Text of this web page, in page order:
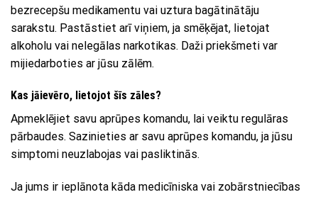
bezrecepšu medikamentu vai uztura bagātinātāju
sarakstu. Pastāstiet arī viņiem, ja smēķējat, lietojat
alkoholu vai nelegālas narkotikas. Daži priekšmeti var
mijiedarboties ar jūsu zālēm.
Kas jāievēro, lietojot šīs zāles?
Apmeklējiet savu aprūpes komandu, lai veiktu regulāras
pārbaudes. Sazinieties ar savu aprūpes komandu, ja jūsu
simptomi neuzlabojas vai pasliktinās.
Ja jums ir ieplānota kāda medicīniska vai zobārstniecības